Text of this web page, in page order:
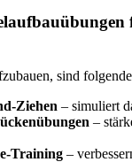
sind
Ziehen – simuliert
–
Training –